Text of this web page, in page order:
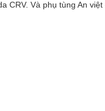
CRV. Và phụ tùng An việt